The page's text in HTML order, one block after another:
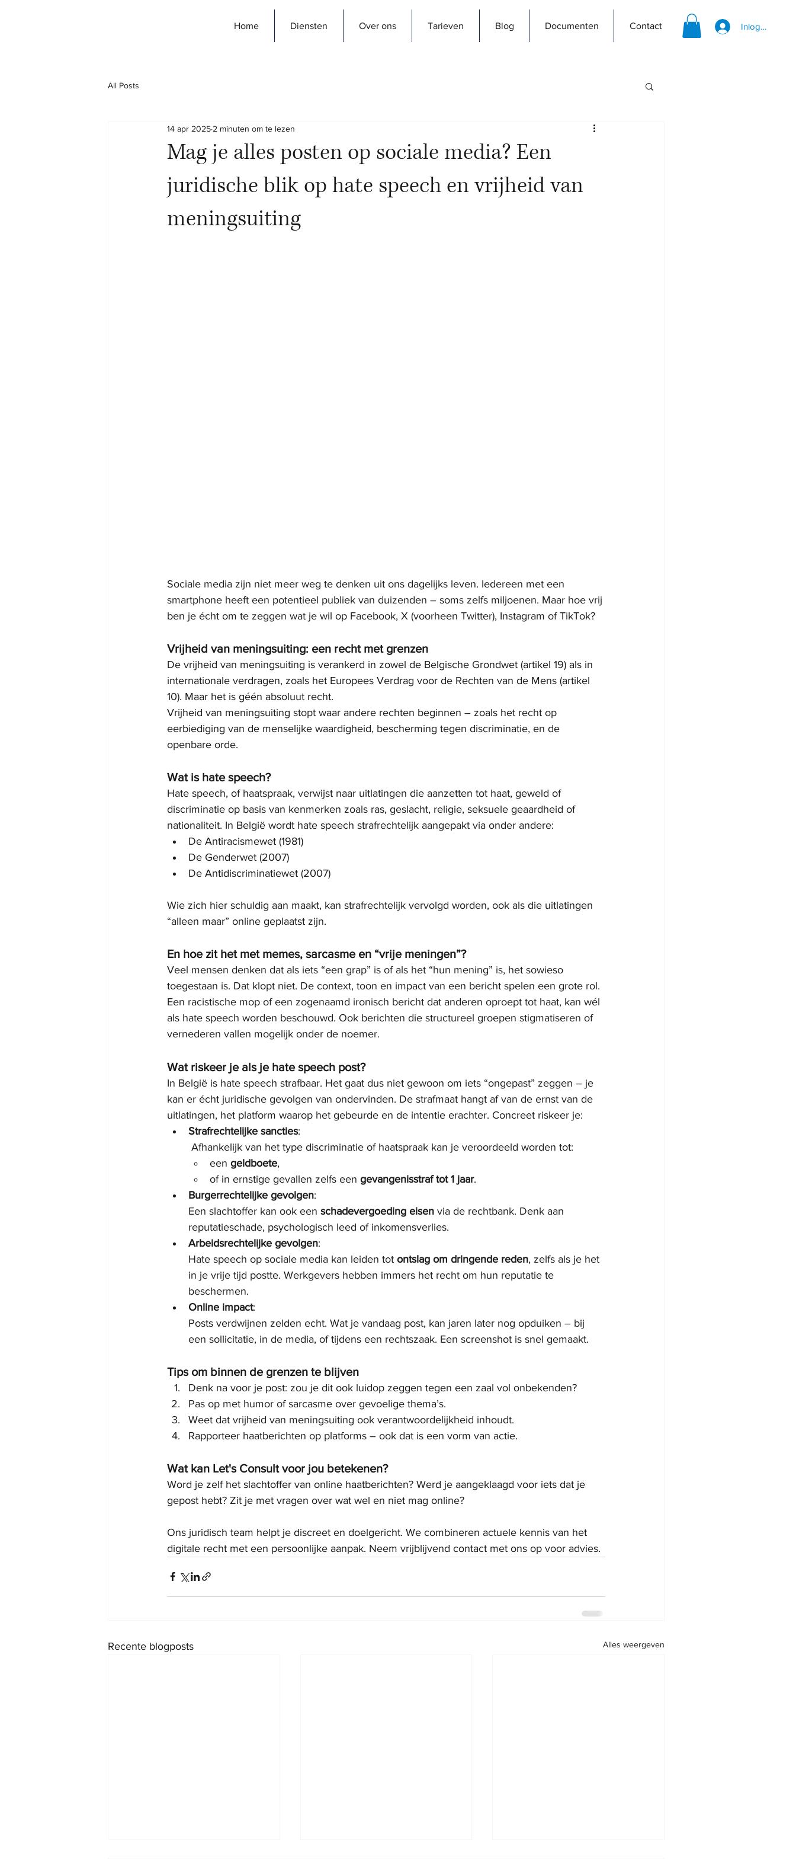
Home Diensten Over ons Tarieven Blog Documenten Contact Inloggen
All Posts
Mag je alles posten op sociale media? Een
juridische blik op hate speech en vrijheid van
meningsuiting
14 apr 2025 2 minuten om te lezen
Sociale media zijn niet meer weg te denken uit ons dagelijks leven. Iedereen met een
smartphone heeft een potentieel publiek van duizenden – soms zelfs miljoenen. Maar hoe vrij
ben je écht om te zeggen wat je wil op Facebook, X (voorheen Twitter), Instagram of TikTok?
Vrijheid van meningsuiting: een recht met grenzen
De vrijheid van meningsuiting is verankerd in zowel de Belgische Grondwet (artikel 19) als in
internationale verdragen, zoals het Europees Verdrag voor de Rechten van de Mens (artikel
10). Maar het is géén absoluut recht.
Vrijheid van meningsuiting stopt waar andere rechten beginnen – zoals het recht op
eerbiediging van de menselijke waardigheid, bescherming tegen discriminatie, en de
openbare orde.
Wat is hate speech?
Hate speech, of haatspraak, verwijst naar uitlatingen die aanzetten tot haat, geweld of
discriminatie op basis van kenmerken zoals ras, geslacht, religie, seksuele geaardheid of
nationaliteit. In België wordt hate speech strafrechtelijk aangepakt via onder andere:
De Antiracismewet (1981)
De Genderwet (2007)
De Antidiscriminatiewet (2007)
Wie zich hier schuldig aan maakt, kan strafrechtelijk vervolgd worden, ook als die uitlatingen
“alleen maar” online geplaatst zijn.
En hoe zit het met memes, sarcasme en “vrije meningen”?
Veel mensen denken dat als iets “een grap” is of als het “hun mening” is, het sowieso
toegestaan is. Dat klopt niet. De context, toon en impact van een bericht spelen een grote rol.
Een racistische mop of een zogenaamd ironisch bericht dat anderen oproept tot haat, kan wél
als hate speech worden beschouwd. Ook berichten die structureel groepen stigmatiseren of
vernederen vallen mogelijk onder de noemer.
Wat riskeer je als je hate speech post?
In België is hate speech strafbaar. Het gaat dus niet gewoon om iets “ongepast” zeggen – je
kan er écht juridische gevolgen van ondervinden. De strafmaat hangt af van de ernst van de
uitlatingen, het platform waarop het gebeurde en de intentie erachter. Concreet riskeer je:
Strafrechtelijke sancties:
Afhankelijk van het type discriminatie of haatspraak kan je veroordeeld worden tot:
een geldboete,
of in ernstige gevallen zelfs een gevangenisstraf tot 1 jaar.
Burgerrechtelijke gevolgen:
Een slachtoffer kan ook een schadevergoeding eisen via de rechtbank. Denk aan
reputatieschade, psychologisch leed of inkomensverlies.
Arbeidsrechtelijke gevolgen:
Hate speech op sociale media kan leiden tot ontslag om dringende reden, zelfs als je het
in je vrije tijd postte. Werkgevers hebben immers het recht om hun reputatie te
beschermen.
Online impact:
Posts verdwijnen zelden echt. Wat je vandaag post, kan jaren later nog opduiken – bij
een sollicitatie, in de media, of tijdens een rechtszaak. Een screenshot is snel gemaakt.
Tips om binnen de grenzen te blijven
Denk na voor je post: zou je dit ook luidop zeggen tegen een zaal vol onbekenden?
Pas op met humor of sarcasme over gevoelige thema’s.
Weet dat vrijheid van meningsuiting ook verantwoordelijkheid inhoudt.
Rapporteer haatberichten op platforms – ook dat is een vorm van actie.
Wat kan Let's Consult voor jou betekenen?
Word je zelf het slachtoffer van online haatberichten? Werd je aangeklaagd voor iets dat je
gepost hebt? Zit je met vragen over wat wel en niet mag online?
Ons juridisch team helpt je discreet en doelgericht. We combineren actuele kennis van het
digitale recht met een persoonlijke aanpak. Neem vrijblijvend contact met ons op voor advies.
Recente blogposts Alles weergeven